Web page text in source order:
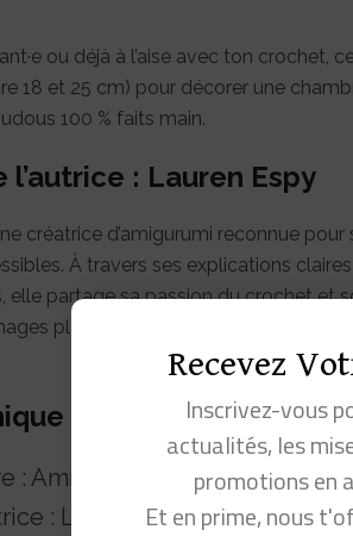
ou déjà à l’aise avec ton crochet,
18 et 25 cm) pour décorer une
100 % faits main.
l’autrice : Lauren Espy
créatrice d’amigurumi reconnue
À travers ses explications
elle partage sa passion du crochet et
pleins de caractère, faciles à
: Amigurumi
: Amigurumi animaux ultra-
: Lauren Espy
Recevez
Inscrivez-vous
actualités, les
promotions en
Et en prime, nous